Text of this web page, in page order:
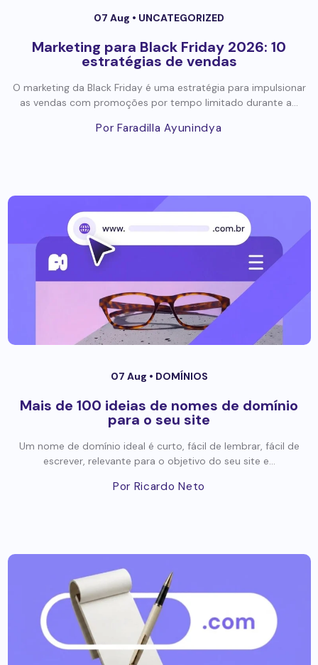
07 Aug • UNCATEGORIZED
Marketing para Black Friday 2026: 10
estratégias de vendas
O marketing da Black Friday é uma estratégia para impulsionar
as vendas com promoções por tempo limitado durante a...
Por Faradilla Ayunindya
07 Aug • DOMÍNIOS
Mais de 100 ideias de nomes de domínio
para o seu site
Um nome de domínio ideal é curto, fácil de lembrar, fácil de
escrever, relevante para o objetivo do seu site e...
Por Ricardo Neto